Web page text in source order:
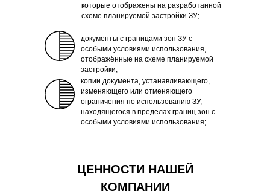
которые отображены на разработанной
схеме планируемой застройки ЗУ;
документы с границами зон ЗУ с
особыми условиями использования,
отображённые на схеме планируемой
застройки;
копии документа, устанавливающего,
изменяющего или отменяющего
ограничения по использованию ЗУ,
находящегося в пределах границ зон с
особыми условиями использования;
ЦЕННОСТИ НАШЕЙ
КОМПАНИИ